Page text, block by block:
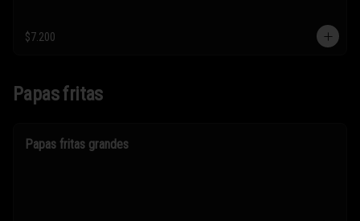
ingrediente.
$7.200
Papas fritas
Papas fritas grandes